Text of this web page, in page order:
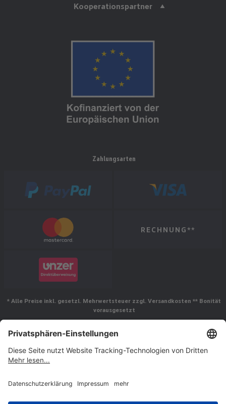
Kooperationspartner
Zahlungsarten
RECHNUNG**
* Alle Preise inkl. gesetzl. Mehrwertsteuer zzgl. Versandkosten ** Bonität
vorausgesetzt
Folgen Sie uns